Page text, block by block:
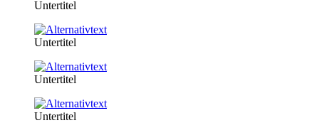
Untertitel
Untertitel
Untertitel
Untertitel